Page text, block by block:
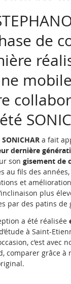
de
SONICHAR a fait
dernière
songisement de
au fils des
et
plus
par des patins de
a été réalisée
à Saint-
c’est avec
comparer grâce à